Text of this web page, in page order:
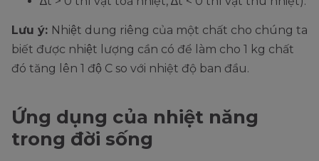
Lưu ý: Nhiệt dung riêng của một chất cho chúng ta
biết được nhiệt lượng cần có để làm cho 1 kg chất
đó tăng lên 1 độ C so với nhiệt độ ban đầu.
Ứng dụng của nhiệt năng
trong đời sống